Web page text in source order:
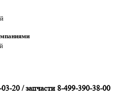
20 / запчасти 8-499-390-38-00